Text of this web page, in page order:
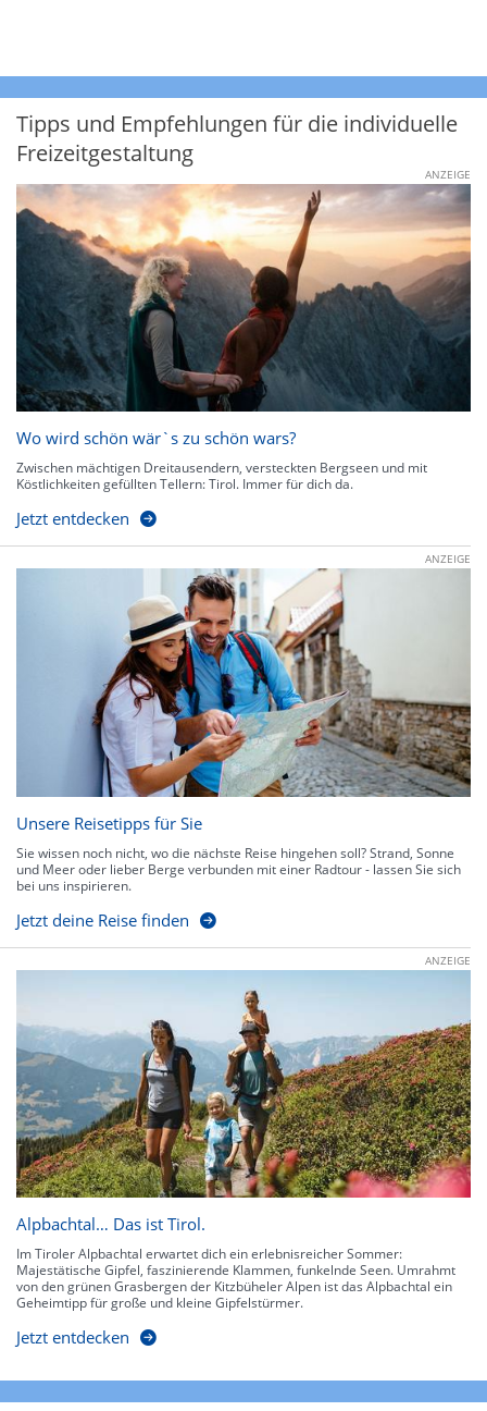
Tipps und Empfehlungen für die individuelle
Freizeitgestaltung
ANZEIGE
Wo wird schön wär`s zu schön wars?
Zwischen mächtigen Dreitausendern, versteckten Bergseen und mit
Köstlichkeiten gefüllten Tellern: Tirol. Immer für dich da.
Jetzt entdecken
ANZEIGE
Unsere Reisetipps für Sie
Sie wissen noch nicht, wo die nächste Reise hingehen soll? Strand, Sonne
und Meer oder lieber Berge verbunden mit einer Radtour - lassen Sie sich
bei uns inspirieren.
Jetzt deine Reise finden
ANZEIGE
Alpbachtal… Das ist Tirol.
Im Tiroler Alpbachtal erwartet dich ein erlebnisreicher Sommer:
Majestätische Gipfel, faszinierende Klammen, funkelnde Seen. Umrahmt
von den grünen Grasbergen der Kitzbüheler Alpen ist das Alpbachtal ein
Geheimtipp für große und kleine Gipfelstürmer.
Jetzt entdecken